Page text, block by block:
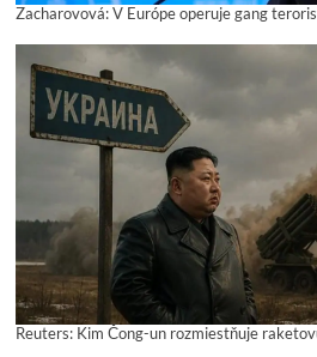
Zacharovová: V Európe operuje gang
Reuters: Kim Čong-un rozmiestňuje